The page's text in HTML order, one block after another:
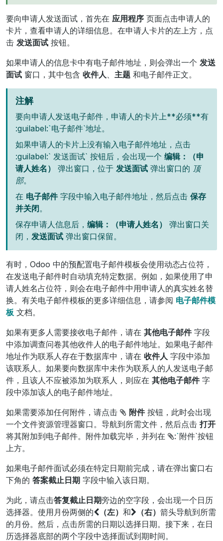
要向申请人发送面试，首先在 应用程序 页面点击申请人的
卡片，查看申请人的详细信息。在申请人卡片的左上方，点
击 发送面试 按钮。
如果申请人的信息卡中有电子邮件地址，则会弹出一个 发送
面试 窗口，其中包含 收件人 主题 和电子邮件正文。
注解
要向申请人发送电子邮件，申请人的卡片上**必须**有
:guilabel:`电子邮件`地址。
如果申请人的卡片上没有输入电子邮件地址，点击
:guilabel:` 发送面试` 按钮后，会出现一个 编辑：（申
请人姓名）
弹出窗口，位于 发送面试 弹出窗口的 顶
部。
在 电子邮件字段中输入电子邮件地址，然后点击 保存
并关闭。
保存申请人信息后， 编辑：（申请人姓名）
弹出窗口关
闭， 发送面试 弹出窗口保留。
有时，Odoo 中的预配置电子邮件模板会使用动态占位符，
在发送电子邮件时自动填充特定数据。例如，如果使用了申
请人姓名占位符，则会在电子邮件中用申请人的真实姓名替
换。有关电子邮件模板的更多详细信息，请参阅 电子邮件模
板 文档。
如果有更多人需要接收电子邮件，请在 其他电子邮件字段
中添加调查问卷其他收件人的电子邮件地址。如果电子邮件
地址作为联系人存在于数据库中，请在 收件人 字段中添加
该联系人。如果要向数据库中未作为联系人的人发送电子邮
件，且该人不应被添加为联系人，则应在 其他电子邮件字
段中添加该人的电子邮件地址。
如果需要添加任何附件，请点击
附件按钮，此时会出现
一个文件资源管理器窗口。导航到所需文件，然后点击 打开
将其附加到电子邮件。附件加载完毕，并列在
:`附件`按钮
上方。
如果电子邮件面试必须在特定日期前完成，请在弹出窗口右
下角的 答案截止日期 字段中输入该日期。
为此，请点击答复截止日期旁边的空字段，会出现一个日历
选择器。使用月份两侧的
（左） 和 （右） 箭头导航到所需
的月份。然后，点击所需的日期以选择日期。接下来，在日
历选择器底部的两个字段中选择面试到期时间。